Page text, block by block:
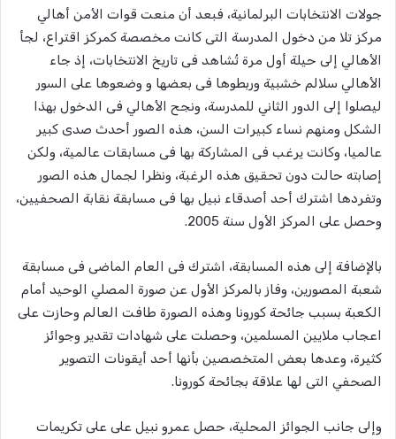
جولات الانتخابات البرلمانية، فبعد أن منعت قوات الأمن أهالي
مركز تلا من دخول المدرسة التى كانت مخصصة كمركز اقتراع، لجأ
الأهالي إلى حيلة أول مرة تُشاهد فى تاريخ الانتخابات، إذ جاء
الأهالي سلالم خشبية وربطوها فى بعضها و وضعوها على السور
ليصلوا إلى الدور الثاني للمدرسة، ونجح الأهالي فى الدخول بهذا
الشكل ومنهم نساء كبيرات السن، هذه الصور أحدث صدى كبير
عالميا، وكانت يرغب فى المشاركة بها فى مسابقات عالمية، ولكن
إصابته حالت دون تحقيق هذه الرغبة، ونظرا لجمال هذه الصور
وتفردها اشترك أحد أصدقاء نبيل بها فى مسابقة نقابة الصحفيين،
وحصل على المركز الأول سنة 2005.
بالإضافة إلى هذه المسابقة، اشترك فى العام الماضى فى مسابقة
شعبة المصورين، وفاز بالمركز الأول عن صورة المصلي الوحيد أمام
الكعبة بسبب جائحة كورونا وهذه الصورة طافت العالم وحازت على
اعجاب ملايين المسلمين، وحصلت على شهادات تقدير وجوائز
كثيرة، وعدها بعض المتخصصين بأنها أحد أيقونات التصوير
الصحفي التى لها علاقة بجائحة كورونا.
وإلى جانب الجوائز المحلية، حصل عمرو نبيل على على تكريمات